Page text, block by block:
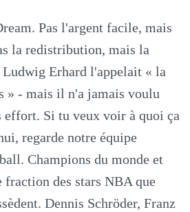
Pas l'argent facile, mais
la redistribution, mais la
Erhard l'appelait « la
» - mais il n'a jamais voulu
effort. Si tu veux voir à quoi ça
regarde notre équipe
Champions du monde et
fraction des stars NBA que
Dennis Schröder, Franz